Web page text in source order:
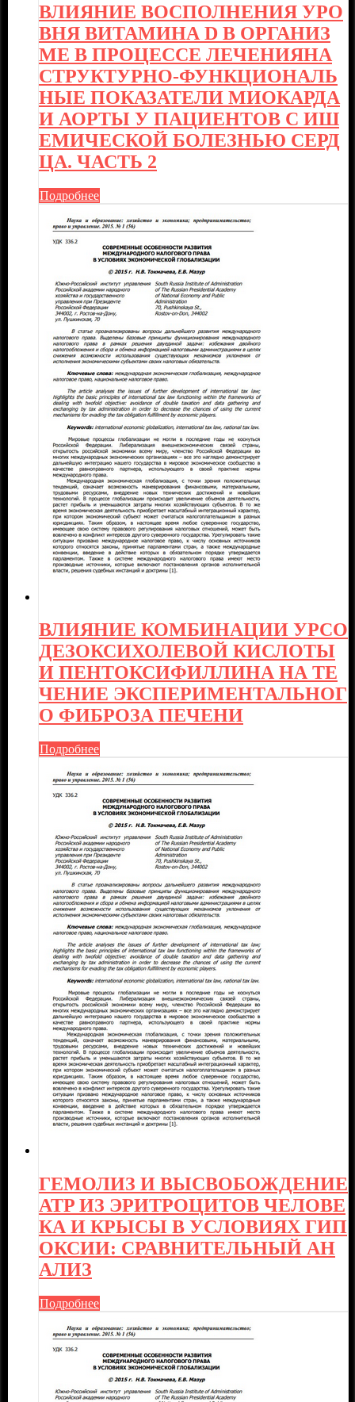
ВЛИЯНИЕ ВОСПОЛНЕНИЯ УРО
ВНЯ ВИТАМИНА D В ОРГАНИЗ
МЕ В ПРОЦЕССЕ ЛЕЧЕНИЯНА
СТРУКТУРНО-ФУНКЦИОНАЛЬ
НЫЕ ПОКАЗАТЕЛИ МИОКАРДА
И АОРТЫ У ПАЦИЕНТОВ С ИШ
ЕМИЧЕСКОЙ БОЛЕЗНЬЮ СЕРД
ЦА. ЧАСТЬ 2
Подробнее
ВЛИЯНИЕ КОМБИНАЦИИ УРСО
ДЕЗОКСИХОЛЕВОЙ КИСЛОТЫ
И ПЕНТОКСИФИЛЛИНА НА ТЕ
ЧЕНИЕ ЭКСПЕРИМЕНТАЛЬНОГ
О ФИБРОЗА ПЕЧЕНИ
Подробнее
ГЕМОЛИЗ И ВЫСВОБОЖДЕНИЕ
ATP ИЗ ЭРИТРОЦИТОВ ЧЕЛОВЕ
КА И КРЫСЫ В УСЛОВИЯХ ГИП
ОКСИИ: СРАВНИТЕЛЬНЫЙ АН
АЛИЗ
Подробнее